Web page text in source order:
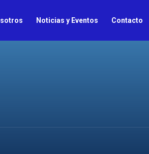
Noticias y Eventos Contacto